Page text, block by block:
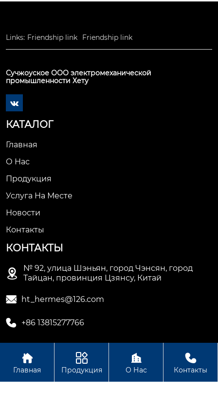
Links: Friendship link Friendship link
Сучжоуское ООО электромеханической
промышленности Хету

КАТАЛОГ
Главная
О Нас
Продукция
Услуга На Месте
Новости
Контакты
КОНТАКТЫ

№ 92, улица Шэньян, город Чэнсян, город
Тайцан, провинция Цзянсу, Китай
 ht_hermes@126.com
 +86 13815277766
Авторское право © Сучжоуское ООО
электромеханической промышленности Хету

Главная

Продукция

О Нас

Контакты